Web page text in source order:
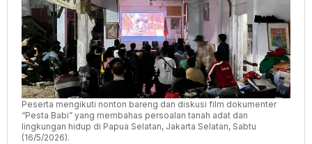
Papua
Peserta mengikuti nonton bareng dan diskusi film dokumenter
“Pesta Babi” yang membahas persoalan tanah adat dan
lingkungan hidup di Papua Selatan, Jakarta Selatan, Sabtu
(16/5/2026).